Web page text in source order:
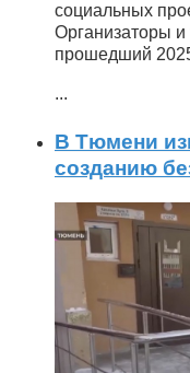
социальных
Организаторы и
прошедший
...
В Тюмени
созданию